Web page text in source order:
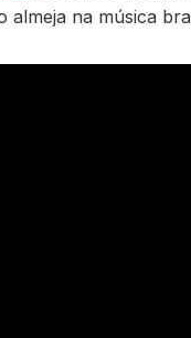
na música